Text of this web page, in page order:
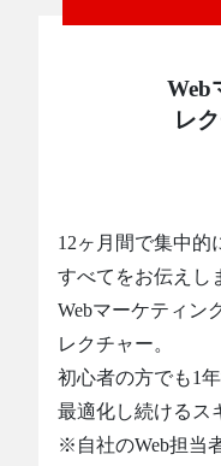
Web
レ
12ヶ月間で集中的
すべてをお伝えし
Webマーケティン
レクチャー。
初心者の方でも1
最適化し続けるス
※自社のWeb担当